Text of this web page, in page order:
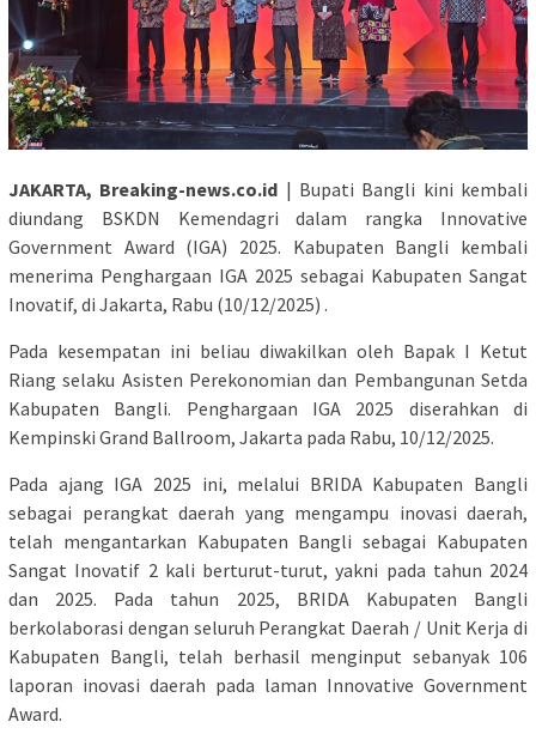
JAKARTA, Breaking-news.co.id | Bupati Bangli kini kembali
diundang BSKDN Kemendagri dalam rangka Innovative
Government Award (IGA) 2025. Kabupaten Bangli kembali
menerima Penghargaan IGA 2025 sebagai Kabupaten Sangat
Inovatif, di Jakarta, Rabu (10/12/2025) .
Pada kesempatan ini beliau diwakilkan oleh Bapak I Ketut
Riang selaku Asisten Perekonomian dan Pembangunan Setda
Kabupaten Bangli. Penghargaan IGA 2025 diserahkan di
Kempinski Grand Ballroom, Jakarta pada Rabu, 10/12/2025.
Pada ajang IGA 2025 ini, melalui BRIDA Kabupaten Bangli
sebagai perangkat daerah yang mengampu inovasi daerah,
telah mengantarkan Kabupaten Bangli sebagai Kabupaten
Sangat Inovatif 2 kali berturut-turut, yakni pada tahun 2024
dan 2025. Pada tahun 2025, BRIDA Kabupaten Bangli
berkolaborasi dengan seluruh Perangkat Daerah / Unit Kerja di
Kabupaten Bangli, telah berhasil menginput sebanyak 106
laporan inovasi daerah pada laman Innovative Government
Award.